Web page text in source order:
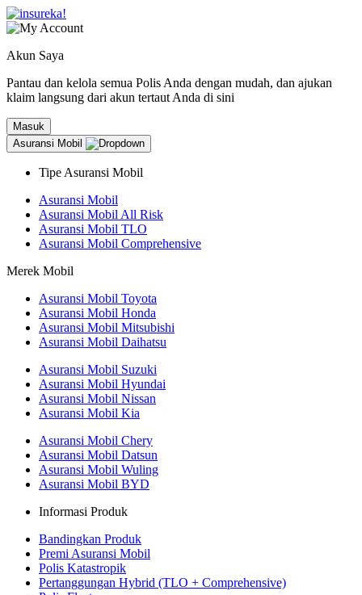
Akun Saya
Pantau dan kelola semua Polis Anda dengan mudah, dan ajukan
klaim langsung dari akun tertaut Anda di sini
Masuk
Asuransi Mobil
Tipe Asuransi Mobil
Asuransi Mobil
Asuransi Mobil All Risk
Asuransi Mobil TLO
Asuransi Mobil Comprehensive
Merek Mobil
Asuransi Mobil Toyota
Asuransi Mobil Honda
Asuransi Mobil Mitsubishi
Asuransi Mobil Daihatsu
Asuransi Mobil Suzuki
Asuransi Mobil Hyundai
Asuransi Mobil Nissan
Asuransi Mobil Kia
Asuransi Mobil Chery
Asuransi Mobil Datsun
Asuransi Mobil Wuling
Asuransi Mobil BYD
Informasi Produk
Bandingkan Produk
Premi Asuransi Mobil
Polis Katastropik
Pertanggungan Hybrid (TLO + Comprehensive)